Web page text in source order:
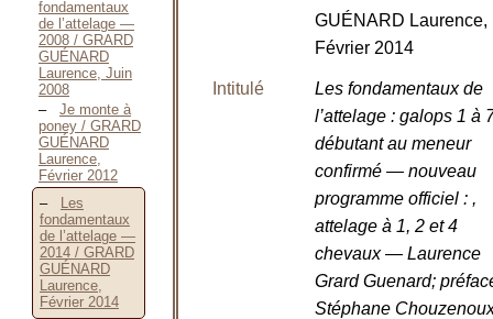
fondamentaux
de l’attelage —
2008 / GRARD
GUÉNARD
Laurence, Juin
2008
Je monte à
poney / GRARD
GUÉNARD
Laurence,
Février 2012
Les
fondamentaux
de l’attelage —
2014 / GRARD
GUÉNARD
Laurence,
Février 2014
GUÉNARD Laurence,
Février 2014
Intitulé
Les fondamentaux de
l’attelage : galops 1 à
débutant au meneur
confirmé — nouveau
programme officiel : ,
attelage à 1, 2 et 4
chevaux — Laurence
Grard Guenard;
Stéphane